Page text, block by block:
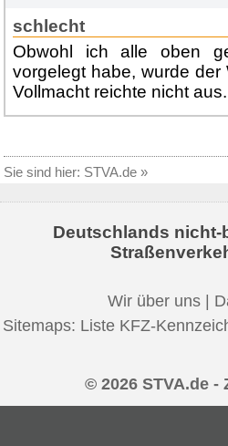
schlecht
Obwohl ich alle oben
vorgelegt habe, wurde
Vollmacht reichte nicht aus.
Sie sind hier: STVA.de »
Deutschlands
Wir über uns
Sitemaps: Liste KFZ-
© 2026 STVA.de